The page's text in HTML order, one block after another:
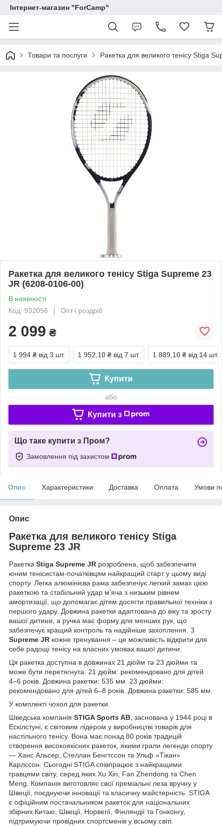
Інтернет-магазин "ForCamp"
Товари та послуги Ракетка для великого тенісу Stiga
Ракетка для великого тенісу Stiga Supreme 23
JR (6208-0106-00)
В наявності
Код: 932056
Опт і роздріб
2 099 ₴
1 994 ₴ від 3 шт. 1 952,10 ₴ від 7 шт. 1 889,10 ₴ від 14 шт.
Купити
або
Купити з
Що таке купити з Пром?
Замовлення під захистом
Опис Характеристики Доставка Оплата Умови
Опис
Ракетка для великого тенісу Stiga
Supreme 23 JR
Ракетка Stiga Supreme JR розроблена, щоб забезпечити
юним тенісистам-початківцям найкращий старт у цьому виді
спорту. Легка алюмінієва рама забезпечує легкий замах цією
ракеткою та стабільний удар м'яча з низьким рівнем
амортизації, що допомагає дітям досягти правильної техніки з
першого удару. Довжина ракетки адаптована до віку та зросту
вашої дитини, а ручка має форму для менших рук, що
забезпечує кращий контроль та надійніше захоплення. З
Supreme JR кожне тренування – це можливість відкрити для
себе радощі тенісу на власних умовах вашої дитини.
Ця ракетка доступна в довжинах 21 дюйм та 23 дюйми та
може бути перетягнута. 21 дюйм: рекомендовано для дітей
4–6 років. Довжина ракетки: 535 мм. 23 дюйми:
рекомендовано для дітей 6–8 років. Довжина ракетки: 585 мм.
У комплекті чохол для ракетки.
Шведська компанія STIGA Sports AB, заснована у 1944 році в
Ескілстуні, є світовим лідером у виробництві товарів для
настільного тенісу. Вона має понад 80 років традицій
створення високоякісних ракеток, якими грали легенди спорту
— Ханс Альсер, Стеллан Бенгтссон та Ульф «Тікан»
Карлссон. Сьогодні STIGA співпрацює з найкращими
гравцями світу, серед яких Xu Xin, Fan Zhendong та Chen
Meng. Компанія виготовляє свої преміальні леза вручну у
Швеції, поєднуючи інновації та класичну майстерність. STIGA
є офіційним постачальником ракеток для національних
збірних Китаю, Швеції, Норвегії, Фінляндії та Гонконгу,
підтримуючи провідних спортсменів у всьому світі.